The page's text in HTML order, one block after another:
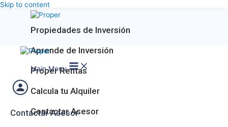
Skip to content
Propiedades de Inversión
Aprende de Inversión
Proper Rentas
Calcula tu Alquiler
Contactar Asesor
Main Menu
Contactar Asesor